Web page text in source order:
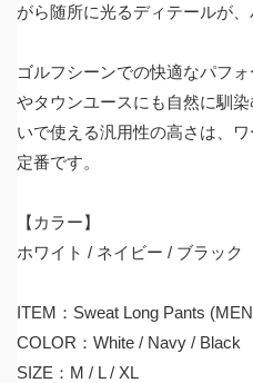
がら随所に光るディテールが
ゴルフシーンでの快適なパフ
やタウンユースにも自然に馴
いで使える汎用性の高さは、
定番です。
【カラー】
ホワイト / ネイビー / ブラック
ITEM：Sweat Long Pants
COLOR：White / Navy / Black
SIZE：M / L / XL